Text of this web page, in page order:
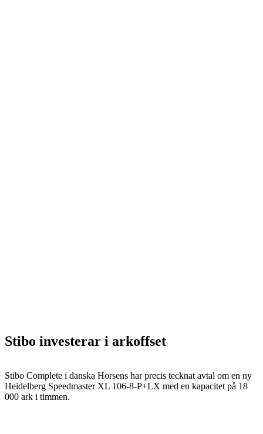
Stibo investerar i arkoffset
Stibo Complete i danska Horsens har precis tecknat avtal om en ny
Heidelberg Speedmaster XL 106-8-P+LX med en kapacitet på 18
000 ark i timmen.